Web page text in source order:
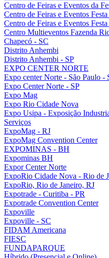
Centro de Feiras e Eventos da
Centro de Feiras e Eventos
Centro de Feiras e Eventos
Centro Multieventos Fazenda
Chapecó - SC
Distrito Anhembi
Distrito Anhembi - SP
EXPO CENTER NORTE
Expo center Norte - São Paulo -
Expo Center Norte - SP
Expo Mag
Expo Rio Cidade Nova
Expo Usipa - Exposição
Serviços
ExpoMag - RJ
ExpoMag Convention Center
EXPOMINAS - BH
Expominas BH
Expor Center Norte
ExpoRio Cidade Nova - Rio de
ExpoRio, Rio de Janeiro, RJ
Expotrade - Curitiba - PR
Expotrade Convention Center
Expoville
Expoville - SC
FIDAM Americana
FIESC
FUNDAPARQUE